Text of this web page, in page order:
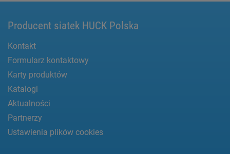
Producent siatek HUCK Polska
Kontakt
Formularz kontaktowy
Karty produktów
Katalogi
Aktualności
Partnerzy
Ustawienia plików cookies